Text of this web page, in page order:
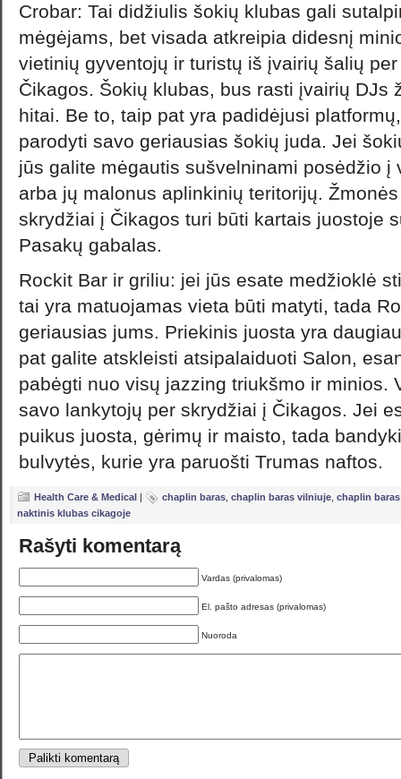
Crobar: Tai didžiulis šokių klubas gali
mėgėjams, bet visada atkreipia didesnį
vietinių gyventojų ir turistų iš įvairių šalių
Čikagos. Šokių klubas, bus rasti įvairių DJs
hitai. Be to, taip pat yra padidėjusi
parodyti savo geriausias šokių juda. Jei
jūs galite mėgautis sušvelninami posėdžio į
arba jų malonus aplinkinių teritorijų.
skrydžiai į Čikagos turi būti kartais juostoje
Pasakų gabalas.
Rockit Bar ir griliu: jei jūs esate medžioklė
tai yra matuojamas vieta būti matyti, tada
geriausias jums. Priekinis juosta yra
pat galite atskleisti atsipalaiduoti Salon,
pabėgti nuo visų jazzing triukšmo ir minios.
savo lankytojų per skrydžiai į Čikagos. Jei
puikus juosta, gėrimų ir maisto, tada
bulvytės, kurie yra paruošti Trumas naftos.
Health Care & Medical | chaplin baras chaplin baras vilniuje chaplin
naktinis klubas cikagoje
Rašyti komentarą
Vardas (privalomas)
El. pašto adresas (privalomas)
Nuoroda